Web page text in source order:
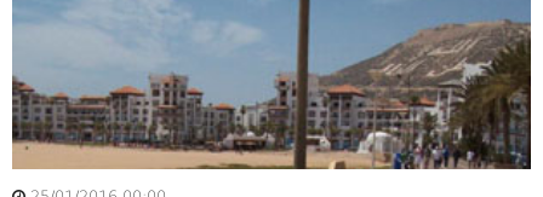
ავტორჩევები
ბიზნესსიახლეები
გვარები
თემიდას სასწორი
იუმორი
კალეიდოსკოპი